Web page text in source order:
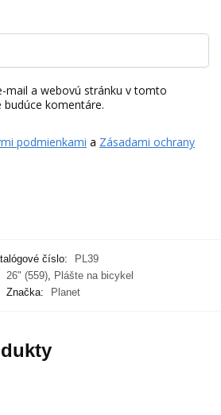
mail a webovú stránku v tomto
komentáre.
podmienkami a Zásadami ochrany
číslo:
PL39
26" (559)
Plášte na bicykel
Značka:
Planet